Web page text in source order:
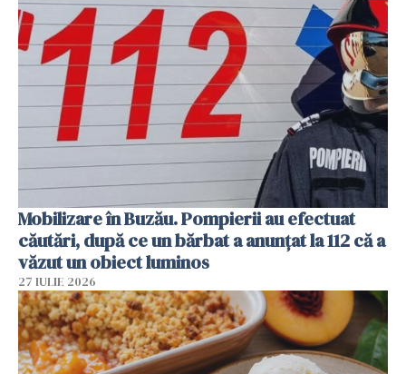
Mobilizare în Buzău. Pompierii au efectuat
căutări, după ce un bărbat a anunțat la 112 că a
văzut un obiect luminos
27 IULIE 2026